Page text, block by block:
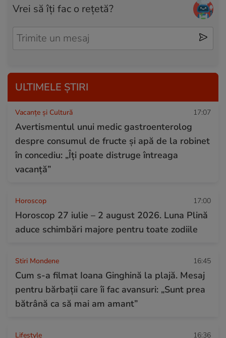
Vrei să îți fac o rețetă?
ULTIMELE ȘTIRI
Vacanțe și Cultură 17:07
Avertismentul unui medic gastroenterolog
despre consumul de fructe și apă de la robinet
în concediu: „Îți poate distruge întreaga
vacanță”
Horoscop 17:00
Horoscop 27 iulie – 2 august 2026. Luna Plină
aduce schimbări majore pentru toate zodiile
Stiri Mondene 16:45
Cum s-a filmat Ioana Ginghină la plajă. Mesaj
pentru bărbații care îi fac avansuri: „Sunt prea
bătrână ca să mai am amant”
Lifestyle 16:36